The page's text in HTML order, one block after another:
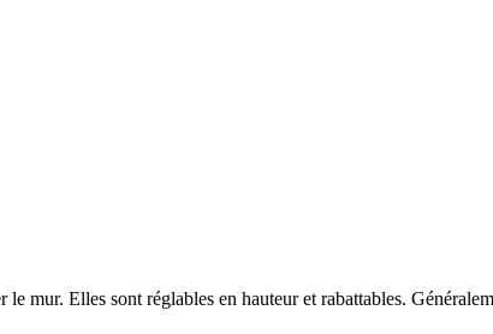
mur. Elles sont réglables en hauteur et rabattables.